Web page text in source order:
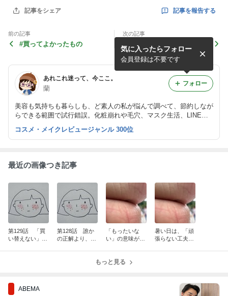
記事をシェア 記事を報告する
前の記事
#買ってよかったもの
次の記事
汗やニオイが気になる季節。
コーヒー好きの私が気をつけ
ていること
あれこれ迷って、今ここ。
蘭
美容も気持ちも暮らしも、ど素人の私が悩んで調べて、節約しなが
らできる範囲で試行錯誤。化粧崩れや毛穴、マスク生活、LINEス
タンプ作り、日々のあれこれも。うまくいかないことも含めて、少
しずつ整えていく等身大の記録です。
気に入ったらフォロー
会員登録は不要です
フォロー
コスメ・メイクレビュージャンル 300位
最近の画像つき記事
第129話 「買
い替えない」と
第128話 誰か
の正解より、
「もったいな
い」の意味が少
暑い日は、「頑
張らない工夫」
もっと見る
ABEMA